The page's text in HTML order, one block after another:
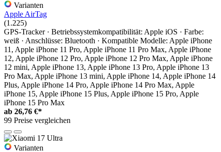
Varianten
Apple AirTag
(1.225)
GPS-Tracker · Betriebssystemkompatibilität: Apple iOS · Farbe:
weiß · Anschlüsse: Bluetooth · Kompatible Modelle: Apple iPhone
11, Apple iPhone 11 Pro, Apple iPhone 11 Pro Max, Apple iPhone
12, Apple iPhone 12 Pro, Apple iPhone 12 Pro Max, Apple iPhone
12 mini, Apple iPhone 13, Apple iPhone 13 Pro, Apple iPhone 13
Pro Max, Apple iPhone 13 mini, Apple iPhone 14, Apple iPhone 14
Plus, Apple iPhone 14 Pro, Apple iPhone 14 Pro Max, Apple
iPhone 15, Apple iPhone 15 Plus, Apple iPhone 15 Pro, Apple
iPhone 15 Pro Max
ab 26,76 €*
99 Preise vergleichen
Varianten